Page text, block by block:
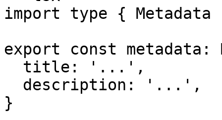
import type {
export const metadata:
}